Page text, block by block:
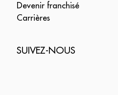
Devenir franchisé
Carrières
SUIVEZ-NOUS